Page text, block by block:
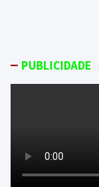
PUBLICIDADE